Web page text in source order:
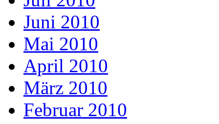
Juni 2010
Mai 2010
April 2010
März 2010
Februar 2010